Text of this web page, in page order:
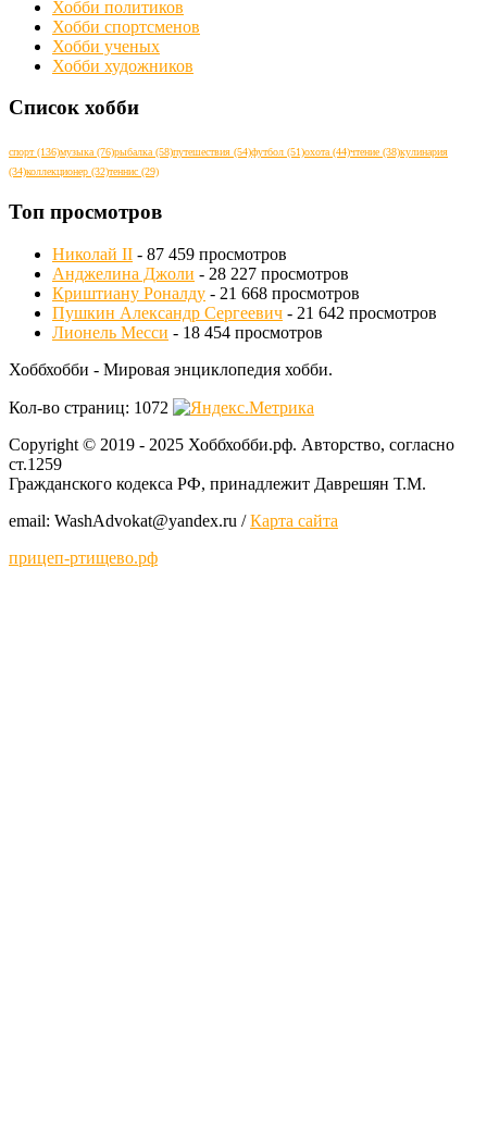
Хобби политиков
Хобби спортсменов
Хобби ученых
Хобби художников
Список хобби
спорт(136)музыка(76)рыбалка(58)путешествия (54)футбол (51)охота(44)чтение (38)кулинария
(34)коллекционер (32)теннис (29)
Топ просмотров
Николай II - 87 459 просмотров
Анджелина Джоли - 28 227 просмотров
Криштиану Роналду - 21 668 просмотров
Пушкин Александр Сергеевич - 21 642 просмотров
Лионель Месси - 18 454 просмотров
Хоббхобби - Мировая энциклопедия хобби.
Кол-во страниц: 1072
Copyright © 2019 - 2025 Хоббхобби.рф. Авторство, согласно
ст.1259
Гражданского кодекса РФ, принадлежит Даврешян Т.М.
email: WashAdvokat@yаndex.ru /Карта сайта
прицеп-ртищево.рф